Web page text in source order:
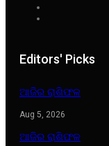
Editors' Picks
ଆଜିର ରାଶିଫଳ
Aug 5, 2026
ଆଜିର ରାଶିଫଳ